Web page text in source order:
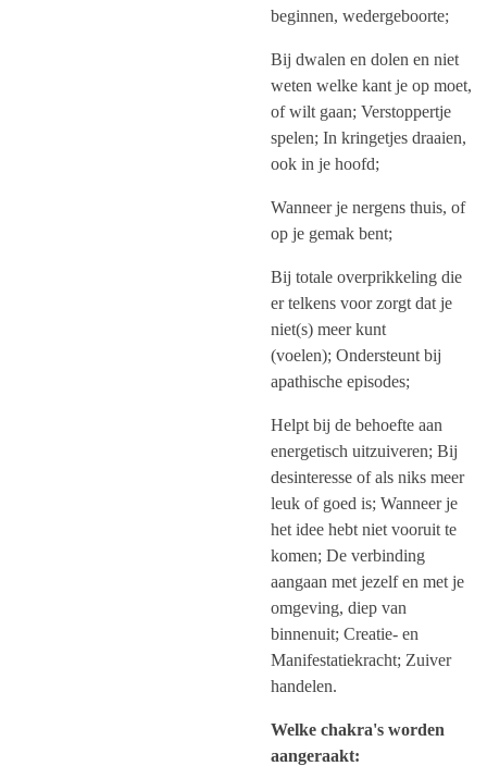
beginnen, wedergeboorte;
Bij dwalen en dolen en niet
weten welke kant je op moet,
of wilt gaan; Verstoppertje
spelen; In kringetjes draaien,
ook in je hoofd;
Wanneer je nergens thuis, of
op je gemak bent;
Bij totale overprikkeling die
er telkens voor zorgt dat je
niet(s) meer kunt
(voelen); Ondersteunt bij
apathische episodes;
Helpt bij de behoefte aan
energetisch uitzuiveren; Bij
desinteresse of als niks meer
leuk of goed is; Wanneer je
het idee hebt niet vooruit te
komen; De verbinding
aangaan met jezelf en met je
omgeving, diep van
binnenuit; Creatie- en
Manifestatiekracht; Zuiver
handelen.
Welke chakra's worden
aangeraakt: